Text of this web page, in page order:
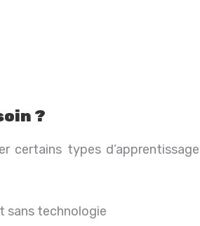
?
certains types d’apprentissage
sans technologie